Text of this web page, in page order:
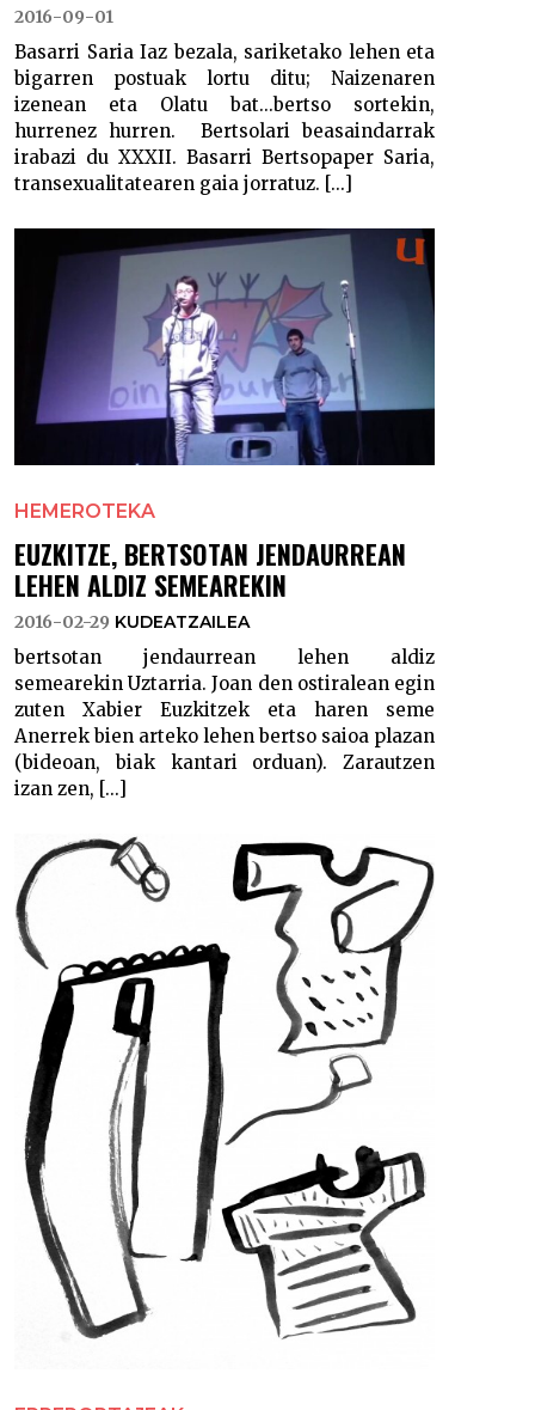
2016-09-01
Basarri Saria Iaz bezala, sariketako lehen eta
bigarren postuak lortu ditu; Naizenaren
izenean eta Olatu bat...bertso sortekin,
hurrenez hurren. Bertsolari beasaindarrak
irabazi du XXXII. Basarri Bertsopaper Saria,
transexualitatearen gaia jorratuz. [...]
HEMEROTEKA
EUZKITZE, BERTSOTAN JENDAURREAN
LEHEN ALDIZ SEMEAREKIN
2016-02-29 KUDEATZAILEA
bertsotan jendaurrean lehen aldiz
semearekin Uztarria. Joan den ostiralean egin
zuten Xabier Euzkitzek eta haren seme
Anerrek bien arteko lehen bertso saioa plazan
(bideoan, biak kantari orduan). Zarautzen
izan zen, [...]